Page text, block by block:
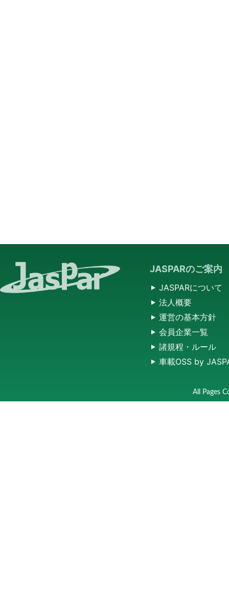
JASPARのご案内
JASPARについて
法人概要
運営の基本方針
会員企業一覧
諸規程・ルール
車載OSS by
All Pages